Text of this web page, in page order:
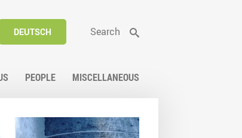
DEUTSCH Search
PEOPLE MISCELLANEOUS